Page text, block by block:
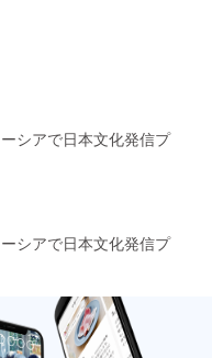
シアで日本文化発信プ
シアで日本文化発信プ